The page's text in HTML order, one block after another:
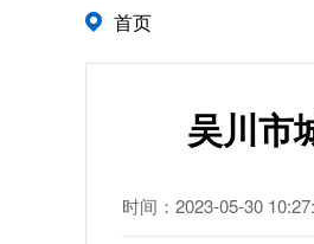
首页
吴川市
时间：2023-05-30